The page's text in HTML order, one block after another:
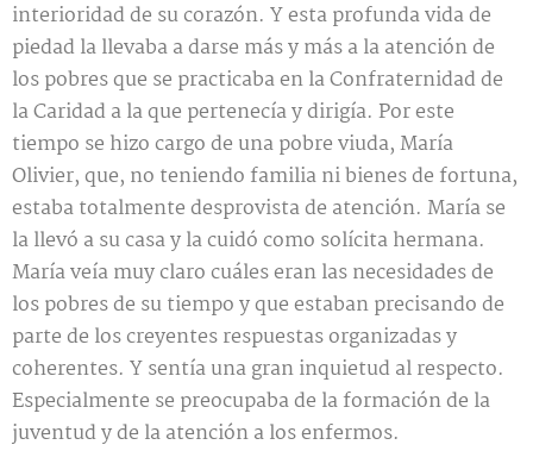
interioridad de su corazón. Y esta profunda vida de
piedad la llevaba a darse más y más a la atención de
los pobres que se practicaba en la Confraternidad de
la Caridad a la que pertenecía y dirigía. Por este
tiempo se hizo cargo de una pobre viuda, María
Olivier, que, no teniendo familia ni bienes de fortuna,
estaba totalmente desprovista de atención. María se
la llevó a su casa y la cuidó como solícita hermana.
María veía muy claro cuáles eran las necesidades de
los pobres de su tiempo y que estaban precisando de
parte de los creyentes respuestas organizadas y
coherentes. Y sentía una gran inquietud al respecto.
Especialmente se preocupaba de la formación de la
juventud y de la atención a los enfermos.